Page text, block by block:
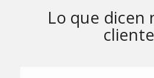
Lo que dicen